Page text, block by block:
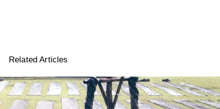
Related Articles